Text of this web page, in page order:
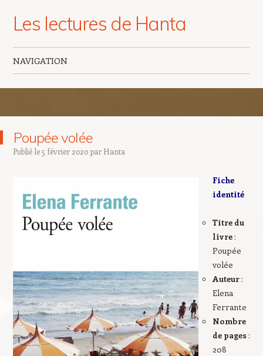
Les lectures de Hanta
NAVIGATION
Poupée volée
Publié le5 février 2020par Hanta
Fiche
identité
Titre du
livre:
Poupée
volée
Auteur:
Elena
Ferrante
Nombre
de pages:
208